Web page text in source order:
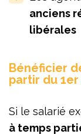
anciens
libérales
Bénéficier
partir du
Si le salarié
à temps